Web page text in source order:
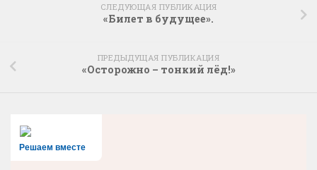
СЛЕДУЮЩАЯ ПУБЛИКАЦИЯ
«Билет в будущее».
ПРЕДЫДУЩАЯ ПУБЛИКАЦИЯ
«Осторожно – тонкий лёд!»
Решаем вместе